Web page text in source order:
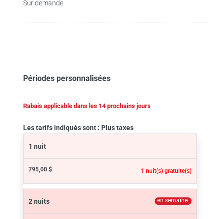
Sur demande.
Périodes personnalisées
Rabais applicable dans les 14 prochains jours
Les tarifs indiqués sont : Plus taxes
1 nuit
795,00 $ 1 nuit(s) gratuite(s)
2 nuits en semaine